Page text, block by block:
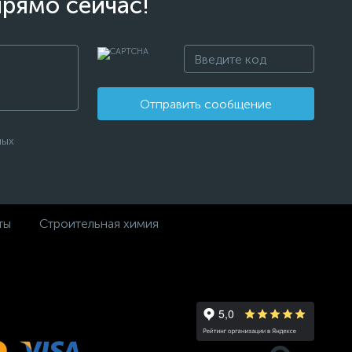
Отправить сообщение
Строительная химия